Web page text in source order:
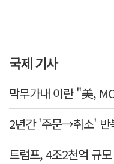
국제 기사